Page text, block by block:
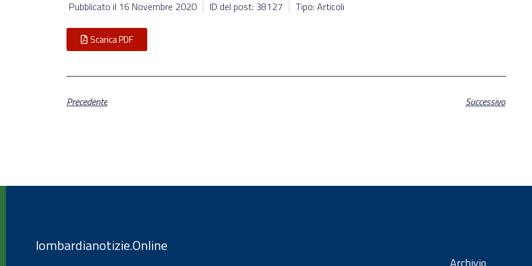
Pubblicato il 16 Novembre 2020 ID del post: 38127 Tipo: Articoli
Scarica PDF
Precedente Successivo
lombardianotizie.Online